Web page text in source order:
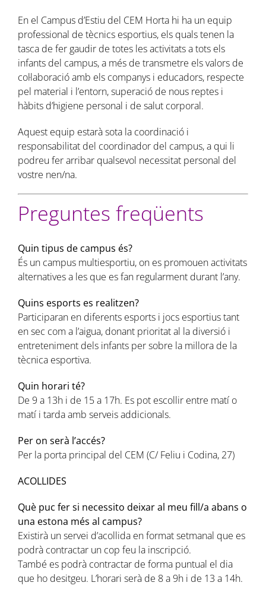
En el Campus d’Estiu del CEM Horta hi ha un equip
professional de tècnics esportius, els quals tenen la
tasca de fer gaudir de totes les activitats a tots els
infants del campus, a més de transmetre els valors de
col·laboració amb els companys i educadors, respecte
pel material i l’entorn, superació de nous reptes i
hàbits d’higiene personal i de salut corporal.
Aquest equip estarà sota la coordinació i
responsabilitat del coordinador del campus, a qui li
podreu fer arribar qualsevol necessitat personal del
vostre nen/na.
Preguntes freqüents
Quin tipus de campus és?
És un campus multiesportiu, on es promouen activitats
alternatives a les que es fan regularment durant l’any.
Quins esports es realitzen?
Participaran en diferents esports i jocs esportius tant
en sec com a l’aigua, donant prioritat al la diversió i
entreteniment dels infants per sobre la millora de la
tècnica esportiva.
Quin horari té?
De 9 a 13h i de 15 a 17h. Es pot escollir entre matí o
matí i tarda amb serveis addicionals.
Per on serà l’accés?
Per la porta principal del CEM (C/ Feliu i Codina, 27)
ACOLLIDES
Què puc fer si necessito deixar al meu fill/a abans o
una estona més al campus?
Existirà un servei d’acollida en format setmanal que es
podrà contractar un cop feu la inscripció.
També es podrà contractar de forma puntual el dia
que ho desitgeu. L’horari serà de 8 a 9h i de 13 a 14h.